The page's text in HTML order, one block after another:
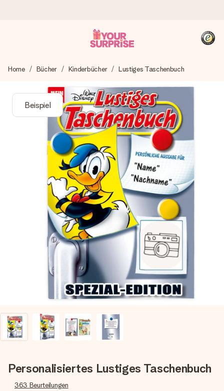
Wir bereiten dein Geschenk sorgfältig vor und schicken es
überreichen kannst, wenn es am meisten zählt.
4,8 (basierend auf +15.000 Bewertungen)
Unsere Geschenke begeistern. Kunden bewerten uns mit
4,8 bei Google Reviews (Gesamtergebnis aller Länder, in
die wir versenden).
+49 39292 929695
Montag - Freitag : 8:30 - 17:00 Uhr
Samstag - Sonntag : 8:30 - 13:00 Uhr
Home Bücher Kinderbücher Lustiges Taschenbuch
Beispiel
Personalisiertes Lustiges Taschenbuch
363 Beurteilungen